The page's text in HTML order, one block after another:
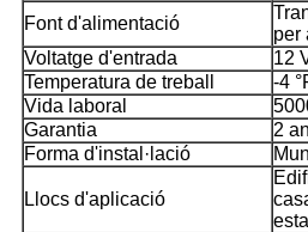
Font d'alimentació
per
Voltatge d'entrada
12
Temperatura de treball
-4
Vida laboral
Garantia
2
Forma d'instal·lació
Llocs d'aplicació